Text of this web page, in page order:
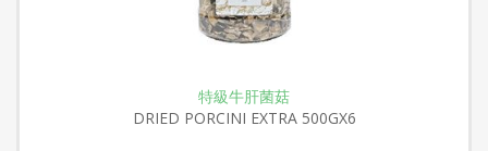
特級牛肝菌菇
DRIED PORCINI EXTRA 500GX6